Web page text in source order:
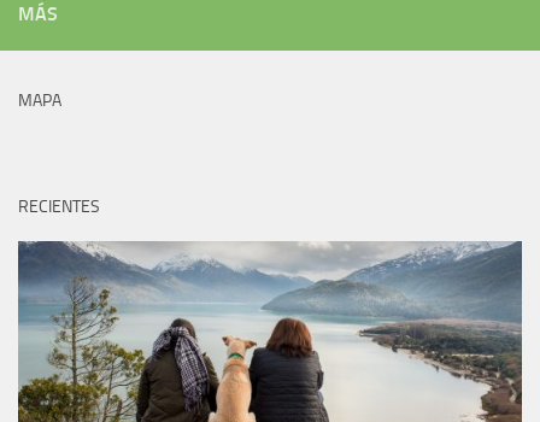
MÁS
MAPA
RECIENTES